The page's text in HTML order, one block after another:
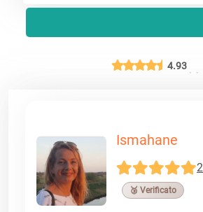
4.93
Ismahane
🥉 Verificato